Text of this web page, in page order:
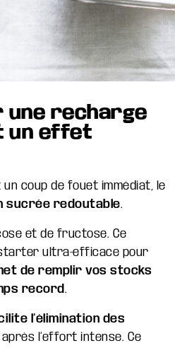
une recharge
un effet
coup de fouet immédiat, le
sucrée redoutable.
et de fructose. Ce
ultra-efficace pour
de remplir vos stocks
record.
l’élimination des
après l’effort intense. Ce